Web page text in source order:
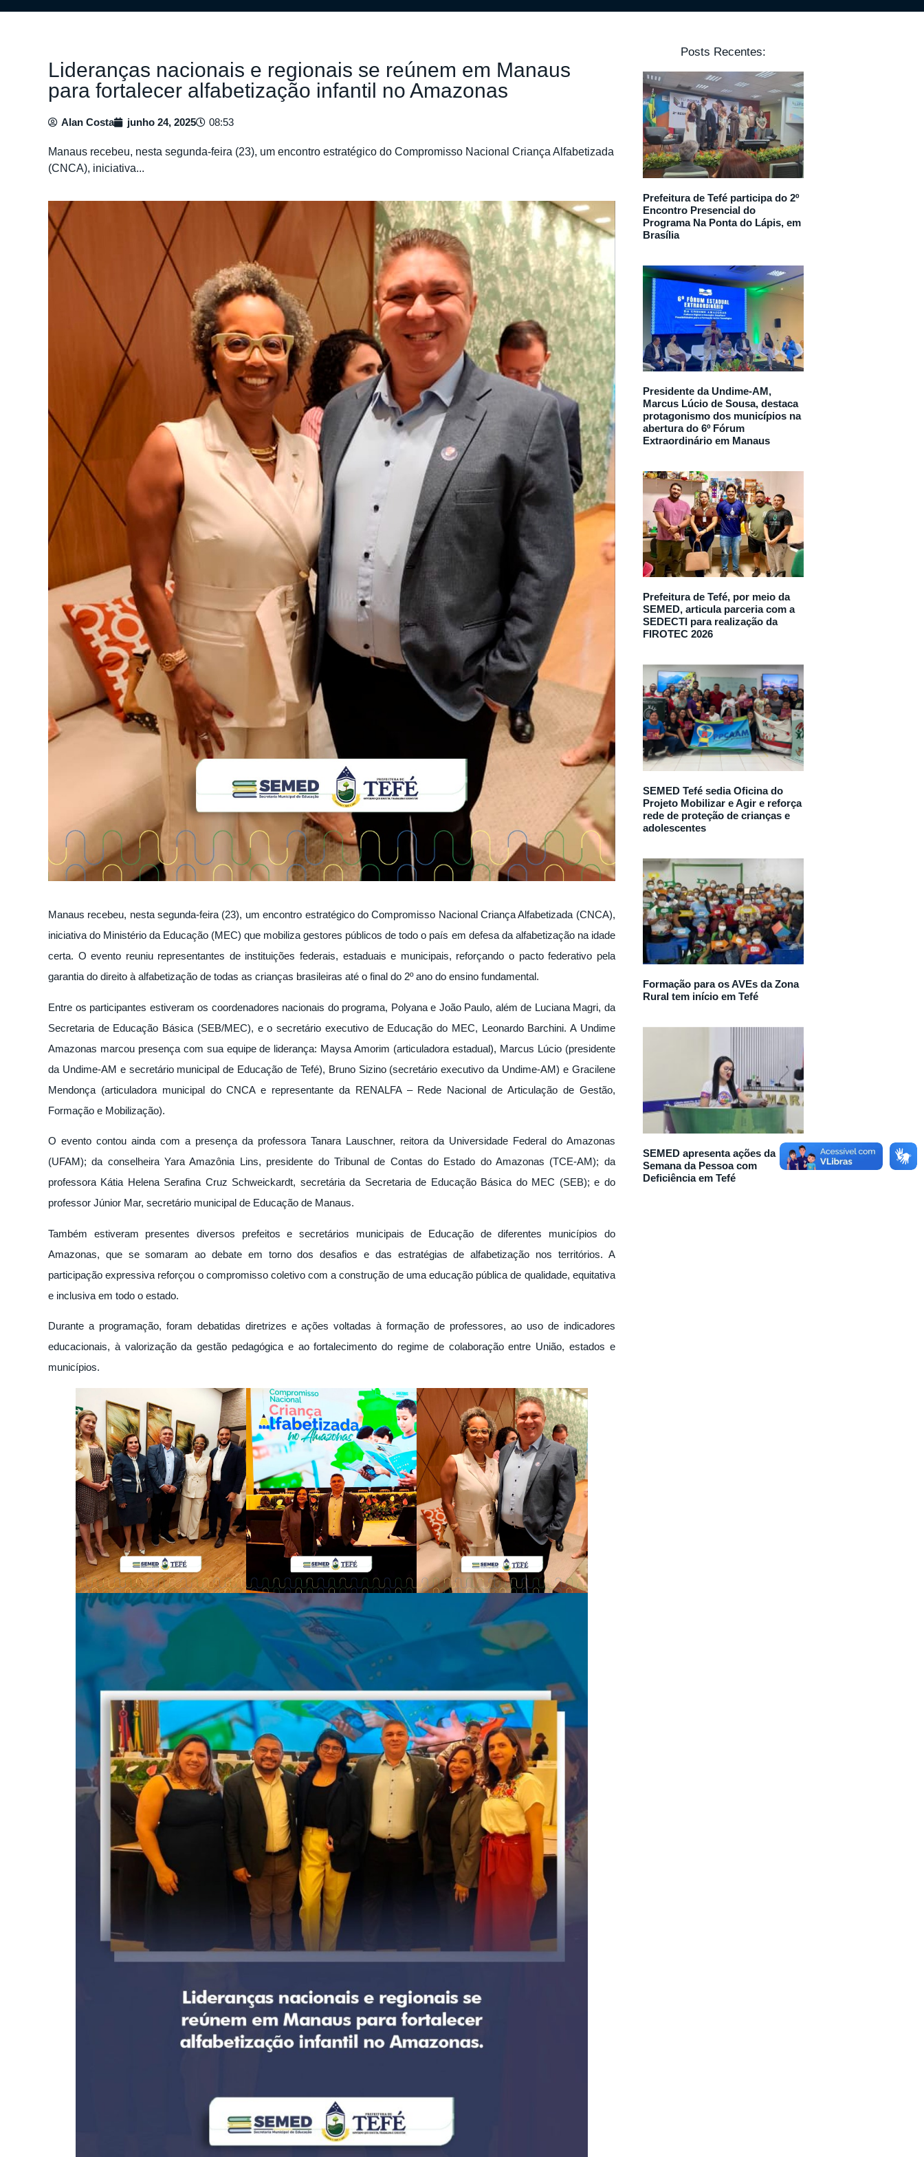
Lideranças nacionais e regionais se reúnem em Manaus
para fortalecer alfabetização infantil no Amazonas
Alan Costa junho 24, 2025 08:53
Manaus recebeu, nesta segunda-feira (23), um encontro estratégico do Compromisso Nacional Criança Alfabetizada
(CNCA), iniciativa...
Manaus recebeu, nesta segunda-feira (23), um encontro estratégico do Compromisso Nacional Criança Alfabetizada (CNCA),
iniciativa do Ministério da Educação (MEC) que mobiliza gestores públicos de todo o país em defesa da alfabetização na idade
certa. O evento reuniu representantes de instituições federais, estaduais e municipais, reforçando o pacto federativo pela
garantia do direito à alfabetização de todas as crianças brasileiras até o final do 2º ano do ensino fundamental.
Entre os participantes estiveram os coordenadores nacionais do programa, Polyana e João Paulo, além de Luciana Magri, da
Secretaria de Educação Básica (SEB/MEC), e o secretário executivo de Educação do MEC, Leonardo Barchini. A Undime
Amazonas marcou presença com sua equipe de liderança: Maysa Amorim (articuladora estadual), Marcus Lúcio (presidente
da Undime-AM e secretário municipal de Educação de Tefé), Bruno Sizino (secretário executivo da Undime-AM) e Gracilene
Mendonça (articuladora municipal do CNCA e representante da RENALFA – Rede Nacional de Articulação de Gestão,
Formação e Mobilização).
O evento contou ainda com a presença da professora Tanara Lauschner, reitora da Universidade Federal do Amazonas
(UFAM); da conselheira Yara Amazônia Lins, presidente do Tribunal de Contas do Estado do Amazonas (TCE-AM); da
professora Kátia Helena Serafina Cruz Schweickardt, secretária da Secretaria de Educação Básica do MEC (SEB); e do
professor Júnior Mar, secretário municipal de Educação de Manaus.
Também estiveram presentes diversos prefeitos e secretários municipais de Educação de diferentes municípios do
Amazonas, que se somaram ao debate em torno dos desafios e das estratégias de alfabetização nos territórios. A
participação expressiva reforçou o compromisso coletivo com a construção de uma educação pública de qualidade, equitativa
e inclusiva em todo o estado.
Durante a programação, foram debatidas diretrizes e ações voltadas à formação de professores, ao uso de indicadores
educacionais, à valorização da gestão pedagógica e ao fortalecimento do regime de colaboração entre União, estados e
municípios.
Posts Recentes:
Prefeitura de Tefé participa do 2º
Encontro Presencial do
Programa Na Ponta do Lápis, em
Brasília
Presidente da Undime-AM,
Marcus Lúcio de Sousa, destaca
protagonismo dos municípios na
abertura do 6º Fórum
Extraordinário em Manaus
Prefeitura de Tefé, por meio da
SEMED, articula parceria com a
SEDECTI para realização da
FIROTEC 2026
SEMED Tefé sedia Oficina do
Projeto Mobilizar e Agir e reforça
rede de proteção de crianças e
adolescentes
Formação para os AVEs da Zona
Rural tem início em Tefé
SEMED apresenta ações da
Semana da Pessoa com
Deficiência em Tefé